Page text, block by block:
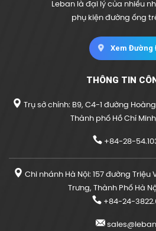
Leban là đại lý của nhiều
phụ kiện đường ống
Xem Đường
THÔNG TIN
Trụ sở chính: B9, C4-1 đường
Thành phố Hồ Chí
+84-28-
Chi nhánh Hà Nội: 157 đường Triệu
Trưng, Thành Phố Hà
+84-24-